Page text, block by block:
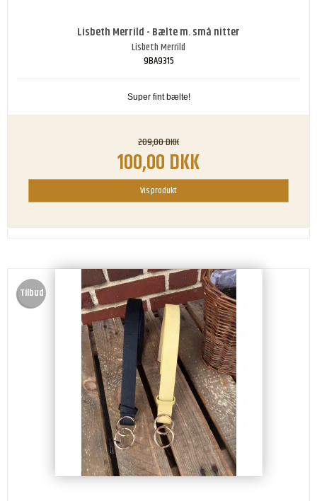
Lisbeth Merrild - Bælte m. små nitter
Lisbeth Merrild
9BA9315
Super fint bælte!
209,00 DKK
100,00 DKK
Vis produkt
Tilbud